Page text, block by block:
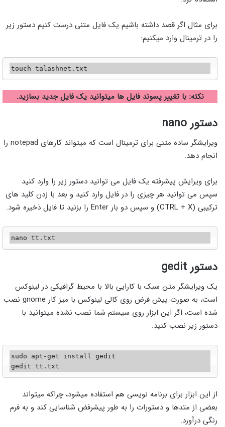
برای مثال اگر قصد داشته باشیم یک فایل متنی درست کنیم دستور زیر
را در ترمینال وارد میکنیم:
touch talashnet.txt
نکته: با تغییر پسوند فایل ها میتوانید یک فایل جدید بسازید.
دستور nano
ویرایشگر ساده متنی برای ترمینال است که میتواند کارهای notepad را
انجام دهد.
برای ویرایش پیشرفته یک فایل می توانید دستور زیر را وارد کنید
سپس می توانید هر چیزی را در فایل وارد کنید و بعد با زدن کلید های
ترکیبی (CTRL + X) و سپس دو بار Enter را بزنید تا فایل ذخیره شود.
دستور gedit
یک ویرایشگر متن سبک با کارایی بالا با محیط گرافیکی در لینوکس
است، به صورت پیش فرض روی کالی لینوکس با میز کار gnome نصب
شده است، اگر این ابزار روی سیستم شما نصب نشده میتوانید با
دستور زیر نصب کنید.
sudo apt-get install gedit
gedit tt.txt
از این ابزار برای برنامه نویسی هم استفاده میشود، چراکه میتواند
بعضی از متدها و دستورات را به طور پیشرفض شناسایی کند و به فرم
رنگی درآورد.